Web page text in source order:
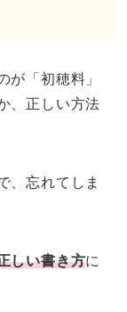
が「初穂料」
、正しい方法
、忘れてしま
しい書き方に